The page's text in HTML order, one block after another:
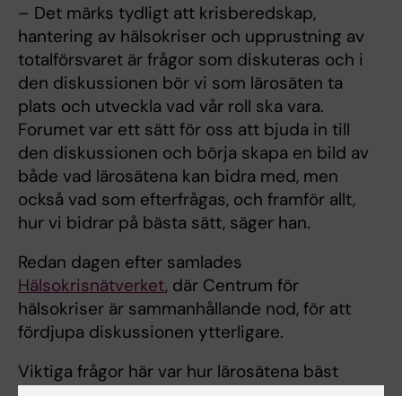
– Det märks tydligt att krisberedskap,
hantering av hälsokriser och upprustning av
totalförsvaret är frågor som diskuteras och i
den diskussionen bör vi som lärosäten ta
plats och utveckla vad vår roll ska vara.
Forumet var ett sätt för oss att bjuda in till
den diskussionen och börja skapa en bild av
både vad lärosätena kan bidra med, men
också vad som efterfrågas, och framför allt,
hur vi bidrar på bästa sätt, säger han.
Redan dagen efter samlades
Hälsokrisnätverket, där Centrum för
hälsokriser är sammanhållande nod, för att
fördjupa diskussionen ytterligare.
Viktiga frågor här var hur lärosätena bäst